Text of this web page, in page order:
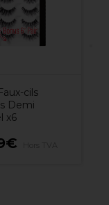
cils
Demi
x6